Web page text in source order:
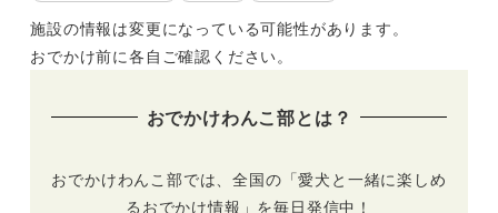
施設の情報は変更になっている可能性があります。
おでかけ前に各自ご確認ください。
おでかけわんこ部とは？
おでかけわんこ部では、全国の「愛犬と一緒に楽しめ
るおでかけ情報」を毎日発信中！